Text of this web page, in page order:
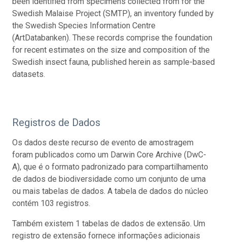
Swedish Malaise Project (SMTP), an inventory funded by
the Swedish Species Information Centre
(ArtDatabanken). These records comprise the foundation
for recent estimates on the size and composition of the
Swedish insect fauna, published herein as sample-based
datasets.
Registros de Dados
Os dados deste recurso de evento de amostragem
foram publicados como um Darwin Core Archive (DwC-
A), que é o formato padronizado para compartilhamento
de dados de biodiversidade como um conjunto de uma
ou mais tabelas de dados. A tabela de dados do núcleo
contém 103 registros.
Também existem 1 tabelas de dados de extensão. Um
registro de extensão fornece informações adicionais